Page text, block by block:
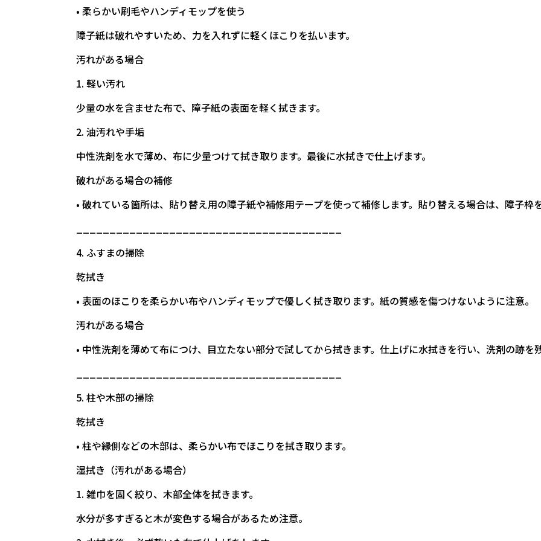
• 柔らかい刷毛やハンディモップを使う
障子紙は破れやすいため、力を入れずに軽くほこりを払います。
汚れがある場合
1. 軽い汚れ
少量の水を含ませた布で、障子紙の表面を軽く拭きます。
2. 油汚れや手垢
中性洗剤を水で薄め、布に少量つけて拭き取ります。最後に水拭きで仕上げます。
破れがある場合の補修
• 破れている箇所は、貼り替え用の障子紙や補修用テープを使って補修します。貼り替える場合は、障子枠
4. ふすまの掃除
乾拭き
• 表面のほこりを柔らかい布やハンディモップで優しく拭き取ります。紙の質感を傷つけないように注意。
汚れがある場合
• 中性洗剤を薄めて布につけ、目立たない部分で試してから拭きます。仕上げに水拭きを行い、洗剤の跡を
5. 柱や木部の掃除
乾拭き
• 柱や縁側などの木部は、柔らかい布でほこりを拭き取ります。
湿拭き（汚れがある場合）
1. 雑巾を固く絞り、木部全体を拭きます。
水分が多すぎると木が変色する場合があるため注意。